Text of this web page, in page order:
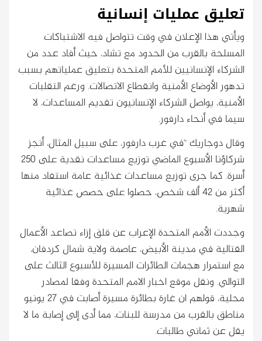
تعليق عمليات إنسانية
ويأتي هذا الإعلان في وقت تتواصل فيه الاشتباكات
المسلحة بالقرب من الحدود مع تشاد، حيث أفاد عدد من
الشركاء الإنسانيين للأمم المتحدة بتعليق عملياتهم بسبب
تدهور الأوضاع الأمنية وانقطاع الاتصالات. ورغم التقلبات
الأمنية، يواصل الشركاء الإنسانيون تقديم المساعدات، لا
سيما في أنحاء دارفور.
وقال دوجاريك “في غرب دارفور، على سبيل المثال، أنجز
شركاؤنا الأسبوع الماضي توزيع مساعدات نقدية على 250
أسرة. كما جرى توزيع مساعدات غذائية عامة استفاد منها
أكثر من 42 ألف شخص، حصلوا على حصص غذائية
شهرية.
وجددت الأمم المتحدة الإعراب عن قلق إزاء تصاعد الأعمال
القتالية في مدينة الأبيض، عاصمة ولاية شمال كردفان،
مع استمرار هجمات الطائرات المسيرة للأسبوع الثالث على
التوالي. ونقل موقع اخبار الامم المتحدة وفقا لمصادر
محلية، قولهم ان غارة بطائرة مسيرة أصابت في 27 يونيو
مناطق بالقرب من مدرسة للبنات، مما أدى إلى إصابة ما لا
يقل عن ثماني طالبات.